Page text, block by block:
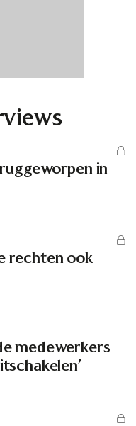
in
rechten ook
medewerkers